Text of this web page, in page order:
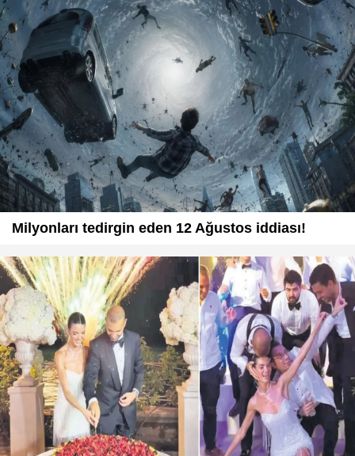
Milyonları tedirgin eden 12 Ağustos iddiası!